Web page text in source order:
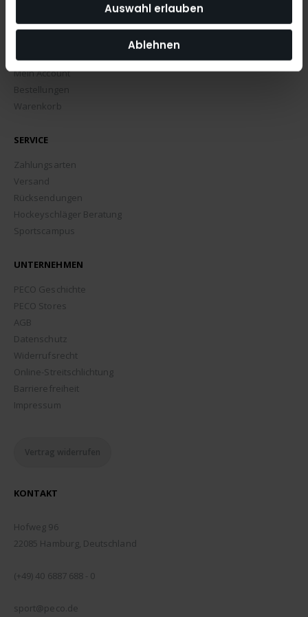
Auswahl erlauben
Ablehnen
Mein Account
Bestellungen
Warenkorb
SERVICE
Zahlungsarten
Versand
Rücksendungen
Hockeyschläger Beratung
Sportscampus
UNTERNEHMEN
PECO Geschichte
PECO Stores
AGB
Datenschutz
Widerrufsrecht
Online-Streitschlichtung
Barrierefreiheit
Impressum
Vertrag widerrufen
KONTAKT
Hofweg 96
22085 Hamburg, Deutschland
(+49) 40 6887 688 - 0
sport@peco.de